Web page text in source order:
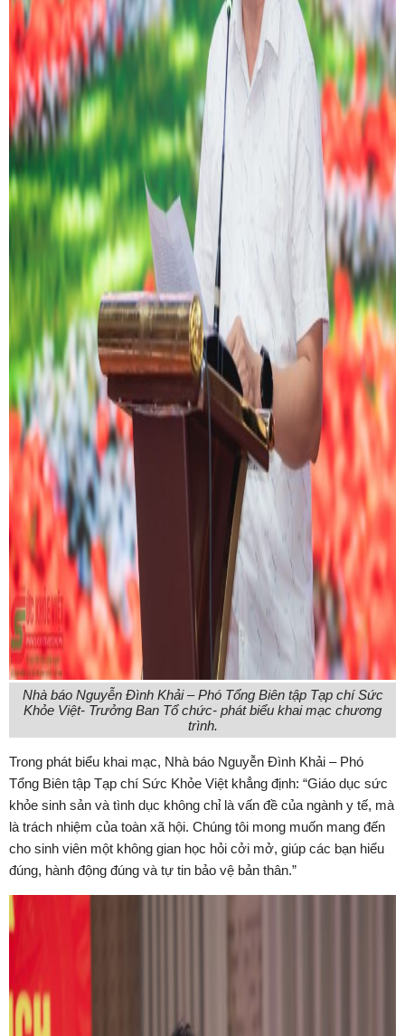
Nhà báo Nguyễn Đình Khải – Phó Tổng Biên tập Tạp chí Sức
Khỏe Việt- Trưởng Ban Tổ chức- phát biểu khai mạc chương
trình.
Trong phát biểu khai mạc, Nhà báo Nguyễn Đình Khải – Phó
Tổng Biên tập Tạp chí Sức Khỏe Việt khẳng định: “Giáo dục sức
khỏe sinh sản và tình dục không chỉ là vấn đề của ngành y tế, mà
là trách nhiệm của toàn xã hội. Chúng tôi mong muốn mang đến
cho sinh viên một không gian học hỏi cởi mở, giúp các bạn hiểu
đúng, hành động đúng và tự tin bảo vệ bản thân.”